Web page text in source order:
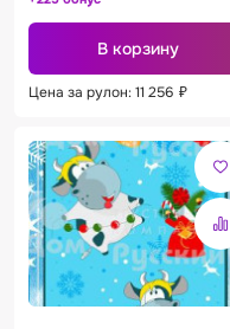
В корзину
Цена за рулон: 11 256 ₽